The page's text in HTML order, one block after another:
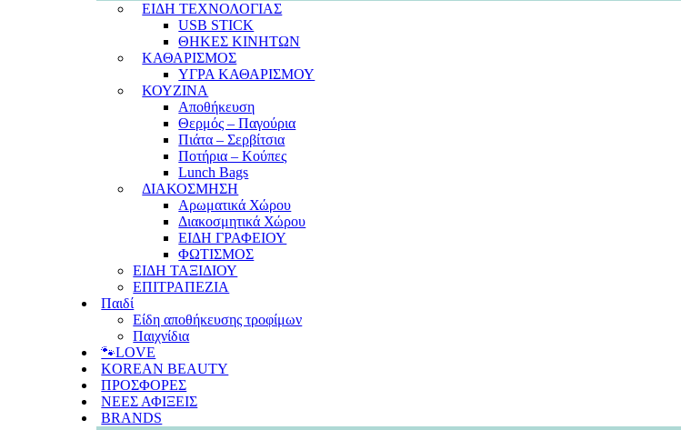
ΕΙΔΗ ΤΕΧΝΟΛΟΓΙΑΣ
USB STICK
ΘΗΚΕΣ ΚΙΝΗΤΩΝ
ΚΑΘΑΡΙΣΜΟΣ
ΥΓΡΑ ΚΑΘΑΡΙΣΜΟΥ
ΚΟΥΖΙΝΑ
Αποθήκευση
Θερμός – Παγούρια
Πιάτα – Σερβίτσια
Ποτήρια – Κούπες
Lunch Bags
ΔΙΑΚΟΣΜΗΣΗ
Αρωματικά Χώρου
Διακοσμητικά Χώρου
ΕΙΔΗ ΓΡΑΦΕΙΟΥ
ΦΩΤΙΣΜΟΣ
ΕΙΔΗ ΤΑΞΙΔΙΟΥ
ΕΠΙΤΡΑΠΕΖΙΑ
Παιδί
Είδη αποθήκευσης τροφίμων
Παιχνίδια
🐾LOVE
KOREAN BEAUTY
ΠΡΟΣΦΟΡΕΣ
ΝΕΕΣ ΑΦΙΞΕΙΣ
BRANDS